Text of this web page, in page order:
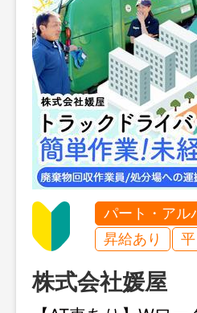
パート・アル
昇給あり
株式会社媛屋